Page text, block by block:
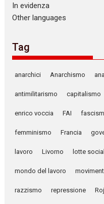
In evidenza
Other languages
Tag
anarchici Anarchismo
antimilitarismo capitalismo
enrico voccia FAI
femminismo Francia
lavoro Livorno lotte
mondo del lavoro
razzismo repressione